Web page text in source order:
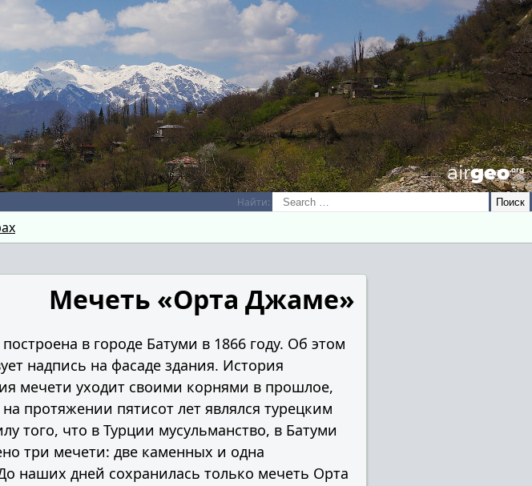
airGEO.oRg
Найти:
Мечеть «Орта Джаме»
в городе Батуми в 1866 году. Об этом
надпись на фасаде здания. История
мечети уходит своими корнями в прошлое,
протяжении пятисот лет являлся турецким
того, что в Турции мусульманство, в Батуми
три мечети: две каменных и одна
наших дней сохранилась только мечеть Орта